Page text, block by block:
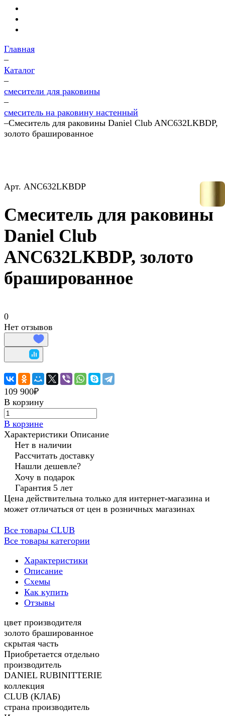
Главная
–
Каталог
–
смесители для раковины
–
смеситель на раковину настенный
–Смеситель для раковины Daniel Club ANC632LKBDP,
золото брашированное
Арт. ANC632LKBDP
Смеситель для раковины
Daniel Club
ANC632LKBDP, золото
брашированное
0
Нет отзывов
109 900₽
В корзину
В корзине
Характеристики Описание
Нет в наличии
Рассчитать доставку
Нашли дешевле?
Хочу в подарок
Гарантия 5 лет
Цена действительна только для интернет-магазина и
может отличаться от цен в розничных магазинах
Все товары CLUB
Все товары категории
Характеристики
Описание
Схемы
Как купить
Отзывы
цвет производителя
золото брашированное
скрытая часть
Приобретается отдельно
производитель
DANIEL RUBINITTERIE
коллекция
CLUB (КЛАБ)
страна производитель